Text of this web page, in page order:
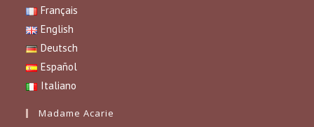
Français
English
Deutsch
Español
Italiano
Madame Acarie